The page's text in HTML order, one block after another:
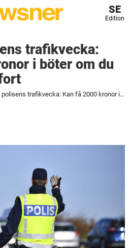
SE
Edition
trafikvecka:
i böter om du
Nu börjar polisens trafikvecka: Kan få 2000 kronor i böter om du kör 1km/h för fort